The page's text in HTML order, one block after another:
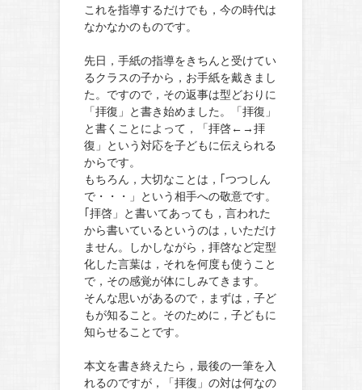
これを指導するだけでも，今の時代は
なかなかのものです。
先日，手紙の指導をきちんと受けてい
るクラスの子から，お手紙を戴きまし
た。ですので，その返事は型どおりに
「拝復」と書き始めました。「拝復」
と書くことによって，「拝啓←→拝
復」という対応を子どもに伝えられる
からです。
もちろん，大切なことは，｢つつしん
で・・・」という相手への敬意です。
｢拝啓」と書いてあっても，言われた
から書いているというのは，いただけ
ません。しかしながら，拝啓など定型
化した言葉は，それを何度も使うこと
で，その感覚が体にしみてきます。
そんな思いがあるので，まずは，子ど
もが知ること。そのために，子どもに
知らせることです。
本文を書き終えたら，最後の一筆を入
れるのですが，「拝復」の対は何なの